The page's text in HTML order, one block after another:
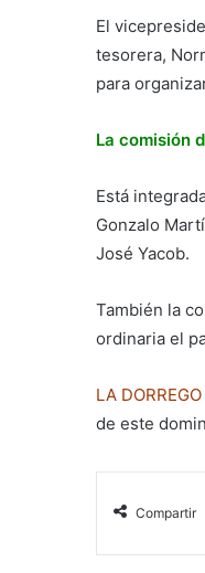
El
tesorera,
para
La comisión
Está
Gonzalo
José Yacob.
También la
ordinaria el
LA DORREGO
de este
Compartir